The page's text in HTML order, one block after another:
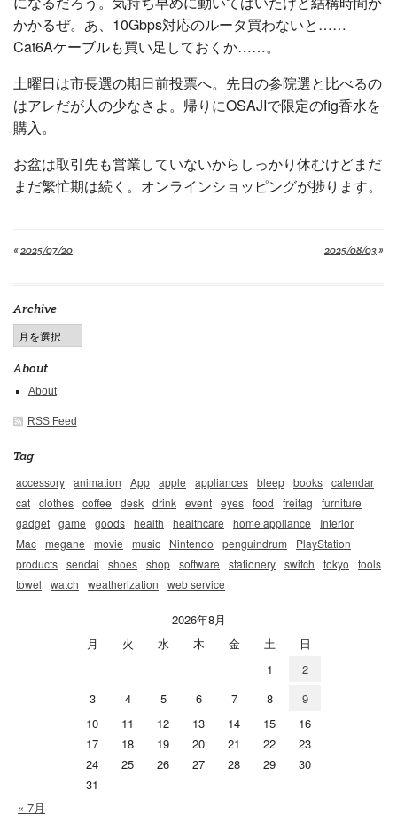
かかるぜ。あ、10Gbps対応のルータ買わないと……
Cat6Aケーブルも買い足しておくか……。
土曜日は市長選の期日前投票へ。先日の参院選と比べるの
はアレだが人の少なさよ。帰りにOSAJIで限定のfig香水を
購入。
お盆は取引先も営業していないからしっかり休むけどまだ
まだ繁忙期は続く。オンラインショッピングが捗ります。
«2025/07/20 2025/08/03»
Archive
About
About
RSS Feed
Tag
accessory animation App apple appliances bleep books calendar
cat clothes coffee desk drink event eyes food freitag
furniture
gadget game goods health healthcare home appliance
Interior
Mac megane movie music Nintendo penguindrum
PlayStation
products sendai shoes shop software stationery switch tokyo
tools
towel
watch weatherization web service
2026年8月
月
火 水 木 金 土
日
1
2
3
4 5 6 7 8
9
10
11 12 13 14 15
16
17
18 19 20 21 22
23
24
25 26 27 28 29
30
31
« 7月